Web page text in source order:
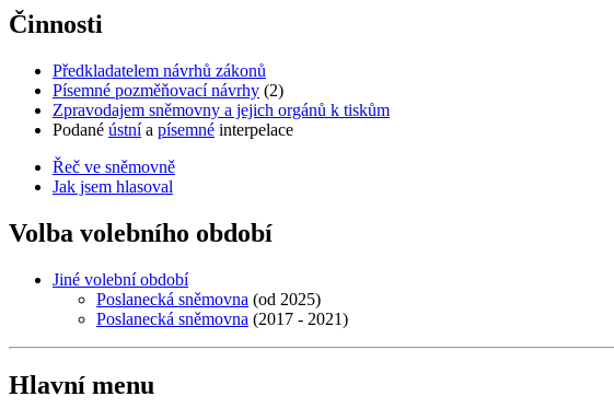
Činnosti
Předkladatelem návrhů zákonů
Písemné pozměňovací návrhy (2)
Zpravodajem sněmovny a jejich orgánů k tiskům
Podané ústnía písemné interpelace
Řeč ve sněmovně
Jak jsem hlasoval
Volba volebního období
Jiné volební období
Poslanecká sněmovna (od 2025)
Poslanecká sněmovna (2017 - 2021)
Hlavní menu